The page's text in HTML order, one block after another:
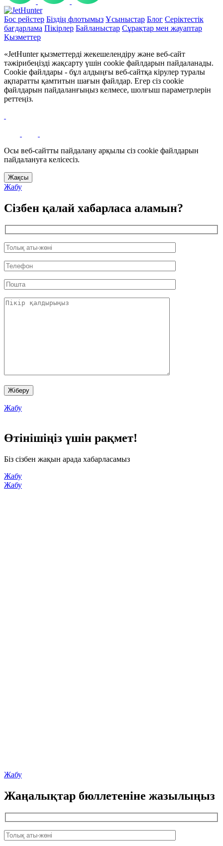
Бос рейстер Біздің флотымыз Ұсыныстар Блог Серіктестік
бағдарлама Пікірлер Байланыстар Сұрақтар мен жауаптар
Қызметтер
«JetHunter қызметтерді жекешелендіру және веб-сайт
тәжірибеңізді жақсарту үшін cookie файлдарын пайдаланады.
Cookie файлдары - бұл алдыңғы веб-сайтқа кірулер туралы
ақпаратты қамтитын шағын файлдар. Егер сіз cookie
файлдарын пайдаланғыңыз келмесе, шолғыш параметрлерін
реттеңіз.
Осы веб-сайтты пайдалану арқылы сіз cookie файлдарын
пайдалануға келісесіз.
Жақсы
Жабу
Сізбен қалай хабарласа аламын?
Жабу
Өтінішіңіз үшін рақмет!
Біз сізбен жақын арада хабарласамыз
Жабу
Жабу
Жабу
Жаңалықтар бюллетеніне жазылыңыз